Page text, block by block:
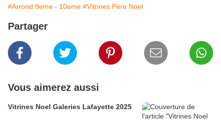
#Arrond 9eme - 10eme #Vitrines Pere Noel
Partager
Vous aimerez aussi
Vitrines Noel Galeries Lafayette 2025